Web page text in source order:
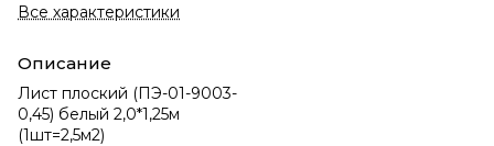
Все характеристики
Описание
Лист плоский (ПЭ-01-9003-
0,45) белый 2,0*1,25м
(1шт=2,5м2)